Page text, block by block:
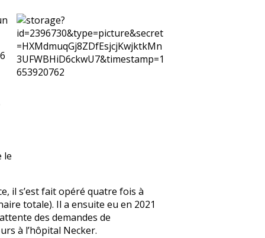
le
il s’est fait opéré quatre fois à
totale). Il a ensuite eu en 2021
des demandes de
à l’hôpital Necker.